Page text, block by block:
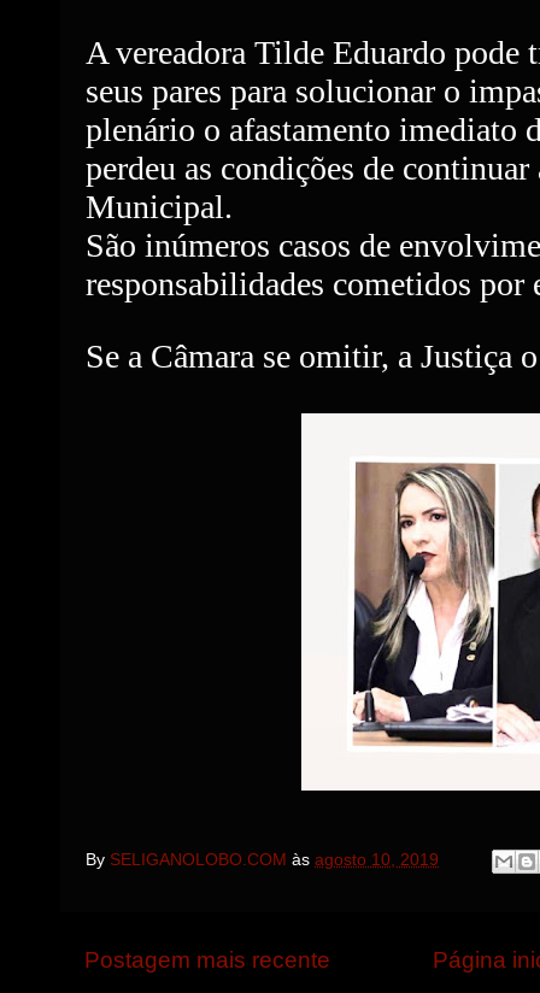
A vereadora Tilde Eduardo pode
seus pares para solucionar o
plenário o afastamento imediato
perdeu as condições de
Municipal.
São inúmeros casos de
responsabilidades cometidos por
Se a Câmara se omitir, a Justiça
By SELIGANOLOBO.COM às agosto 10, 2019
Postagem mais recente Página